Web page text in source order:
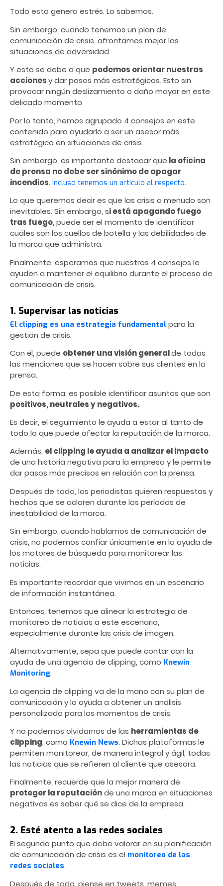
Todo esto genera estrés. Lo sabemos.
Sin embargo, cuando tenemos un plan de
comunicación de crisis, afrontamos mejor las
situaciones de adversidad.
Y esto se debe a que podemos orientar nuestras
accionesy dar pasos más estratégicos. Esto sin
provocar ningún deslizamiento o daño mayor en este
delicado momento.
Por lo tanto, hemos agrupado 4 consejos en este
contenido para ayudarlo a ser un asesor más
estratégico en situaciones de crisis.
Sin embargo, es importante destacar que la oficina
de prensa no debe ser sinónimo de apagar
incendios. Incluso tenemos un artículo al respecto.
Lo que queremos decir es que las crisis a menudo son
inevitables. Sin embargo, si está apagando fuego
tras fuego, puede ser el momento de identificar
cuáles son los cuellos de botella y las debilidades de
la marca que administra.
Finalmente, esperamos que nuestros 4 consejos le
ayuden a mantener el equilibrio durante el proceso de
comunicación de crisis.
1. Supervisar las noticias
El clipping es una estrategia fundamental para la
gestión de crisis.
Con él, puede obtener una visión generalde todas
las menciones que se hacen sobre sus clientes en la
prensa.
De esta forma, es posible identificar asuntos que son
positivos, neutrales y negativos.
Es decir, el seguimiento le ayuda a estar al tanto de
todo lo que puede afectar la reputación de la marca.
Además, el clipping le ayuda a analizar el impacto
de una historia negativa para la empresa y le permite
dar pasos más precisos en relación con la prensa.
Después de todo, los periodistas quieren respuestas y
hechos que se aclaren durante los períodos de
inestabilidad de la marca.
Sin embargo, cuando hablamos de comunicación de
crisis, no podemos confiar únicamente en la ayuda de
los motores de búsqueda para monitorear las
noticias.
Es importante recordar que vivimos en un escenario
de información instantánea.
Entonces, tenemos que alinear la estrategia de
monitoreo de noticias a este escenario,
especialmente durante las crisis de imagen.
Alternativamente, sepa que puede contar con la
ayuda de una agencia de clipping, como Knewin
Monitoring.
La agencia de clipping va de la mano con su plan de
comunicación y lo ayuda a obtener un análisis
personalizado para los momentos de crisis.
Y no podemos olvidarnos de las herramientas de
clipping, como Knewin News. Dichas plataformas le
permiten monitorear, de manera integral y ágil, todas
las noticias que se refieren al cliente que asesora.
Finalmente, recuerde que la mejor manera de
proteger la reputaciónde una marca en situaciones
negativas es saber qué se dice de la empresa.
2. Esté atento a las redes sociales
El segundo punto que debe valorar en su planificación
de comunicación de crisis es el monitoreo de las
redes sociales.
Después de todo, piense en tweets, memes,